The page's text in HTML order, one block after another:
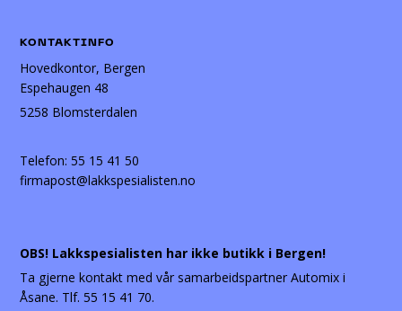
KONTAKTINFO
Hovedkontor, Bergen
Espehaugen 48
5258 Blomsterdalen
Telefon:55 15 41 50
firmapost@lakkspesialisten.no
OBS! Lakkspesialisten har ikke butikk i Bergen!
Ta gjerne kontakt med vår samarbeidspartner Automix i
Åsane. Tlf. 55 15 41 70.